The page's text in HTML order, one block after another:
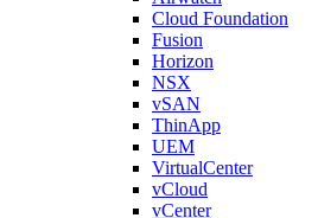
Cloud Foundation
Fusion
Horizon
NSX
vSAN
ThinApp
UEM
VirtualCenter
vCloud
vCenter